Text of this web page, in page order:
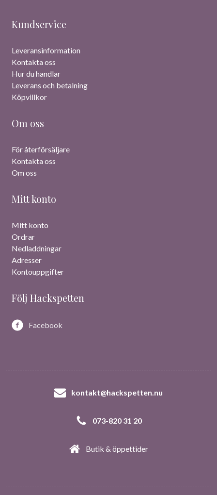
Kundservice
Leveransinformation
Kontakta oss
Hur du handlar
Leverans och betalning
Köpvillkor
Om oss
För återförsäljare
Kontakta oss
Om oss
Mitt konto
Mitt konto
Ordrar
Nedladdningar
Adresser
Kontouppgifter
Följ Hackspetten
Facebook
kontakt@hackspetten.nu
073-820 31 20
Butik & öppettider